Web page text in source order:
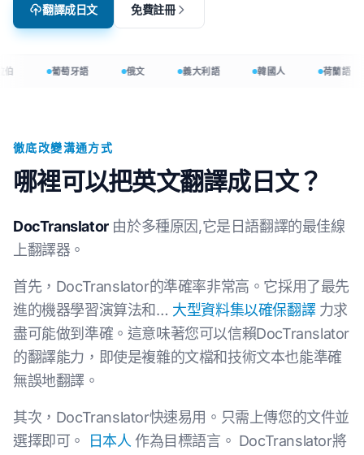
翻譯成日文 免費註冊
葡萄牙語 俄文 義大利語 韓國人 荷蘭語
徹底改變溝通方式
哪裡可以把英文翻譯成日文？
DocTranslator由於多種原因,它是日語翻譯的最佳線
上翻譯器。
首先，DocTranslator的準確率非常高。它採用了最先
進的機器學習演算法和… 大型資料集以確保翻譯 力求
盡可能做到準確。這意味著您可以信賴DocTranslator
的翻譯能力，即使是複雜的文檔和技術文本也能準確
無誤地翻譯。
其次，DocTranslator快速易用。只需上傳您的文件並
選擇即可。
日本人 作為目標語言。 DocTranslator將